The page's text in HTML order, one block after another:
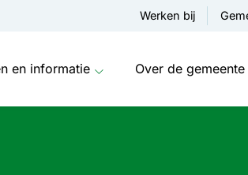
Werken bij
en informatie Over de gemeente